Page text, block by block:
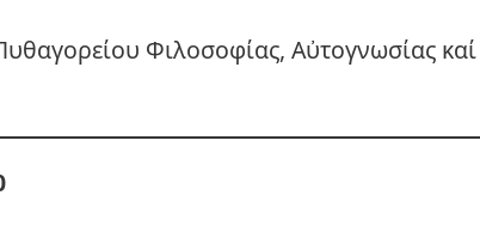
Φιλοσοφίας, Αὐτογνωσίας